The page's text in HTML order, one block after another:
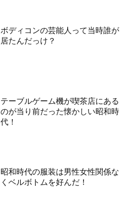
ボディコンの芸能人って当時誰が
居たんだっけ？
テーブルゲーム機が喫茶店にある
のが当り前だった懐かしい昭和時
代！
昭和時代の服装は男性女性関係な
くベルボトムを好んだ！